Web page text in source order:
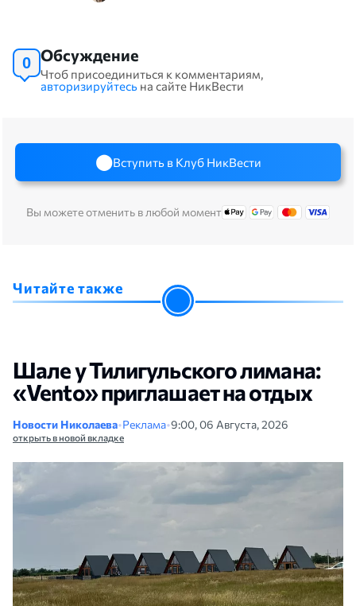
0 Обсуждение
Чтоб присоединиться к комментариям,
авторизируйтесь на сайте НикВести
Вступить в Клуб НикВести
Вы можете отменить в любой момент
Читайте также
Шале у Тилигульского лимана:
«Vento» приглашает на отдых
Новости Николаева•Реклама•9:00, 06 Августа, 2026
открыть в новой вкладке